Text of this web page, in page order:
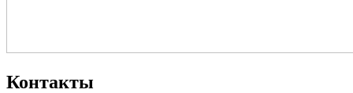
Контакты